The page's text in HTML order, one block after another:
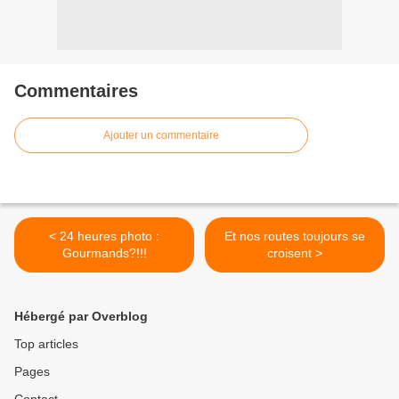
Commentaires
Ajouter un commentaire
< 24 heures photo :
Gourmands?!!!
Et nos routes toujours se
croisent >
Hébergé par Overblog
Top articles
Pages